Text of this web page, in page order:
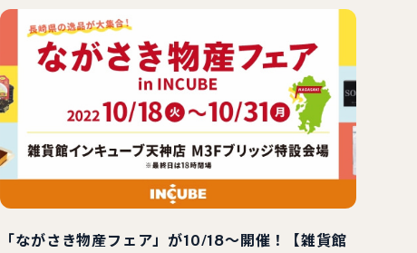
「ながさき物産フェア」が10/18～開催！【雑貨館